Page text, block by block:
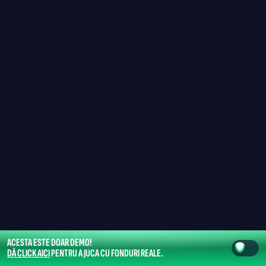
ACESTA ESTE DOAR DEMO!
DĂ CLICK AICIPENTRU A JUCA CU FONDURI REALE.